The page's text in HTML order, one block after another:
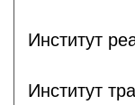
Институт
Институт